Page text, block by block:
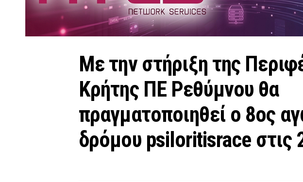
Με την στήριξη της
Κρήτης ΠΕ Ρεθύμνου θα
πραγματοποιηθεί ο 8ος
δρόμου psiloritisrace στις